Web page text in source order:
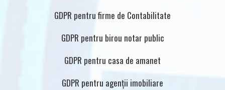
GDPR pentru firme de Contabilitate
GDPR pentru birou notar public
GDPR pentru casa de amanet
GDPR pentru agenții imobiliare